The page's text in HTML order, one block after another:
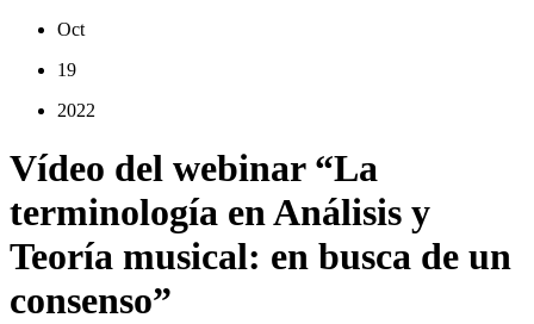
Oct
19
2022
Vídeo del webinar “La
terminología en Análisis y
Teoría musical: en busca de un
consenso”